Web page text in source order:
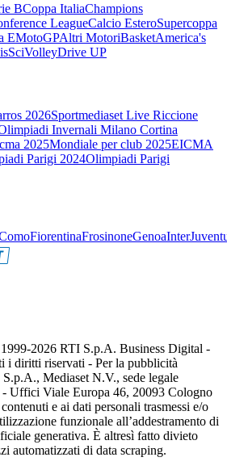
BCoppa ItaliaChampions
LeagueCalcio EsteroSupercoppa
EMotoGPAltri MotoriBasketAmerica's
SciVolleyDrive UP
2026Sportmediaset Live Riccione
Invernali Milano Cortina
2025Mondiale per club 2025EICMA
Parigi 2024Olimpiadi Parigi
FiorentinaFrosinoneGenoaInter
2026 RTI S.p.A. Business Digital -
i diritti riservati - Per la pubblicità
Mediaset N.V., sede legale
- Uffici Viale Europa 46, 20093 Cologno
e ai dati personali trasmessi e/o
funzionale all’addestramento di
generativa. È altresì fatto divieto
automatizzati di data scraping.